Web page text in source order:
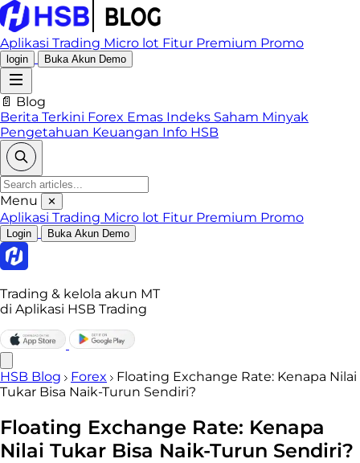
Aplikasi Trading Micro lot Fitur Premium Promo
login Buka Akun Demo
📄 Blog
Berita Terkini Forex Emas Indeks Saham Minyak
Pengetahuan Keuangan Info HSB
Menu ✕
Aplikasi Trading Micro lot Fitur Premium Promo
Login Buka Akun Demo
Trading & kelola akun MT
di Aplikasi HSB Trading
HSB Blog Forex
Floating Exchange Rate: Kenapa Nilai
Tukar Bisa Naik-Turun Sendiri?
Floating Exchange Rate: Kenapa
Nilai Tukar Bisa Naik-Turun Sendiri?